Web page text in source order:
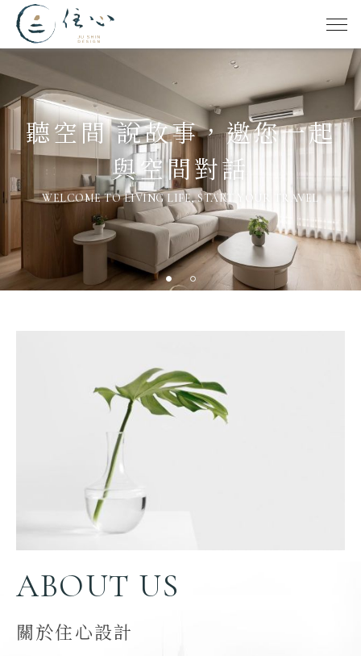
是日常、是美學、是感受，
是日常、是美學、是感受，點滴生
活繪出理想藍圖，寫下故事的序
章。
WELCOME TO LIVING LIFE, START YOUR TRAVEL
ABOUT US
關於住心設計